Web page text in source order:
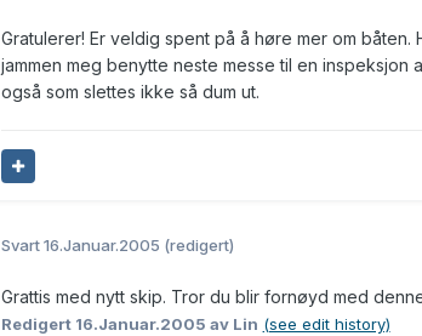
Gratulerer! Er veldig spent på å høre mer om
jammen meg benytte neste messe til en
også som slettes ikke så dum ut.
Svart16.Januar.2005 (redigert)
Grattis med nytt skip. Tror du blir fornøyd med
Redigert 16.Januar.2005 av Lin (see edit history)